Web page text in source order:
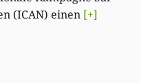
(ICAN) einen [+]